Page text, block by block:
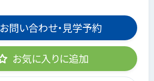
お問い合わせ・見学予約
お気に入りに追加